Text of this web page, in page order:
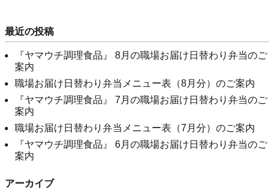
最近の投稿
『ヤマウチ調理食品』 8月の職場お届け日替わり弁当のご
案内
職場お届け日替わり弁当メニュー表（8月分）のご案内
『ヤマウチ調理食品』 7月の職場お届け日替わり弁当のご
案内
職場お届け日替わり弁当メニュー表（7月分）のご案内
『ヤマウチ調理食品』 6月の職場お届け日替わり弁当のご
案内
アーカイブ